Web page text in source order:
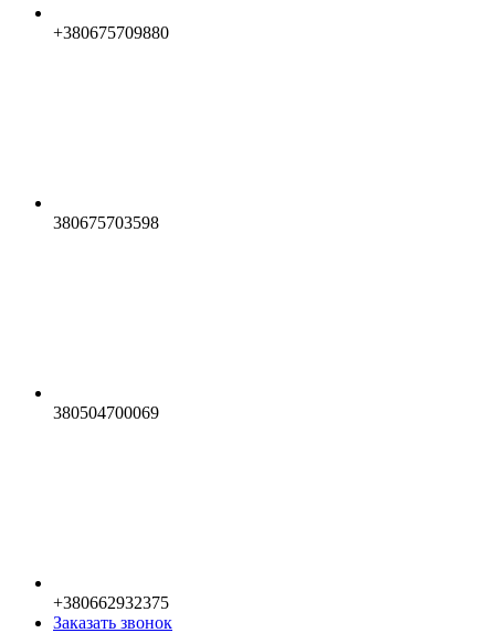
+380675709880
380675703598
380504700069
+380662932375
Заказать звонок